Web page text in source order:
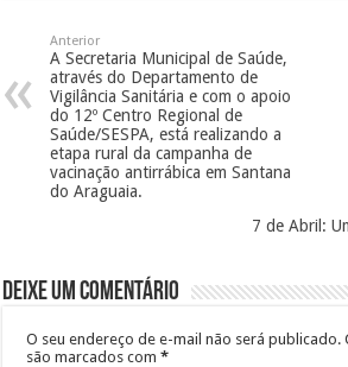
Anterior
A Secretaria Municipal de Saúde,
através do Departamento de
Vigilância Sanitária e com o apoio
do 12º Centro Regional de
Saúde/SESPA, está realizando a
etapa rural da campanha de
vacinação antirrábica em Santana
do Araguaia.
7 de Abril:
Deixe um comentário
O seu endereço de e-mail não será publicado.
são marcados com*